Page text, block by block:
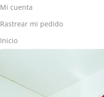
Mi cuenta
Rastrear mi pedido
Inicio